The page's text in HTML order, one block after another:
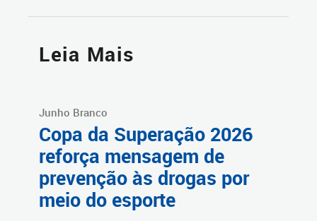
Leia Mais
Junho Branco
Copa da Superação 2026
reforça mensagem de
prevenção às drogas por
meio do esporte